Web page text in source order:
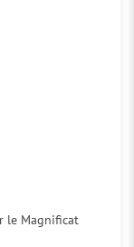
le Magnificat